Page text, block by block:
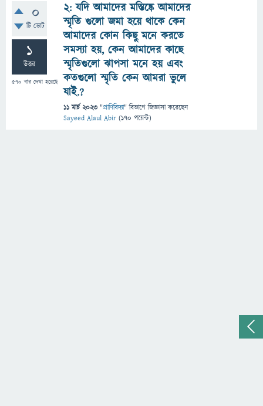
0
টি ভোট
1
উত্তর
570 বার দেখা হয়েছে
২: যদি আমাদের মস্তিষ্কে আমাদের
স্মৃতি গুলো জমা হয়ে থাকে কেন
আমাদের কোন কিছু মনে করতে
সমস্যা হয়, কেন আমাদের কাছে
স্মৃতিগুলো ঝাপসা মনে হয় এবং
কতগুলো স্মৃতি কেন আমরা ভুলে
যাই.?
11 মার্চ 2023 "প্রাণিবিদ্যা" বিভাগে জিজ্ঞাসাকরেছেন
Sayeed Alaul Abir (170 পয়েন্ট)